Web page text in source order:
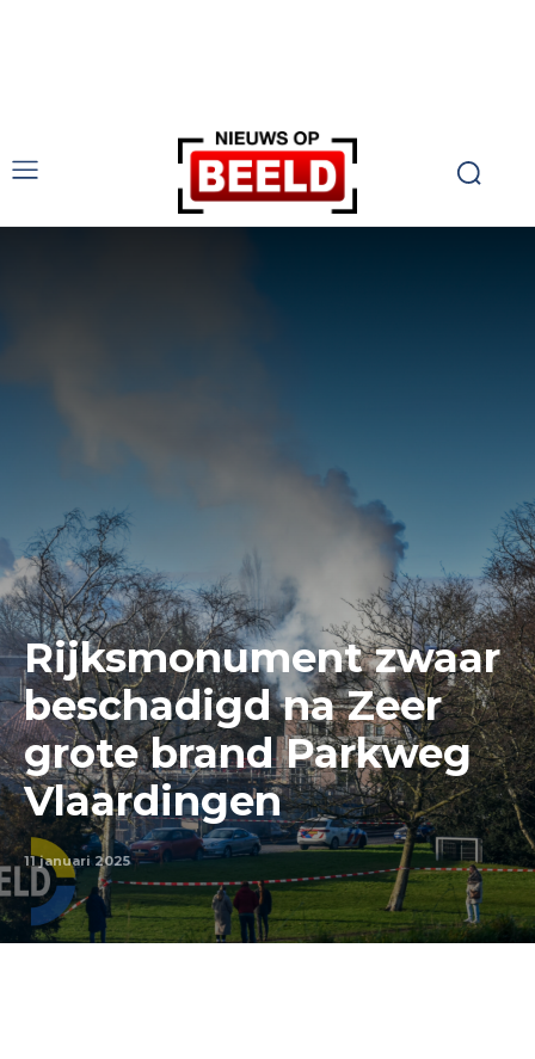
Rijksmonument zwaar
beschadigd na Zeer
grote brand Parkweg
Vlaardingen
11 januari 2025